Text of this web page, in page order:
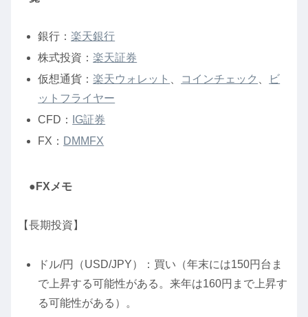
銀行：楽天銀行
株式投資：楽天証券
仮想通貨：楽天ウォレット コインチェック
ビ
ットフライヤー
CFD：
IG証券
FX： DMMFX
●FXメモ
【長期投資】
ドル/円（USD/JPY）：買い（年末には150円台ま
で上昇する可能性がある。来年は160円まで上昇す
る可能性がある）。